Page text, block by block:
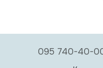
095 740-40-